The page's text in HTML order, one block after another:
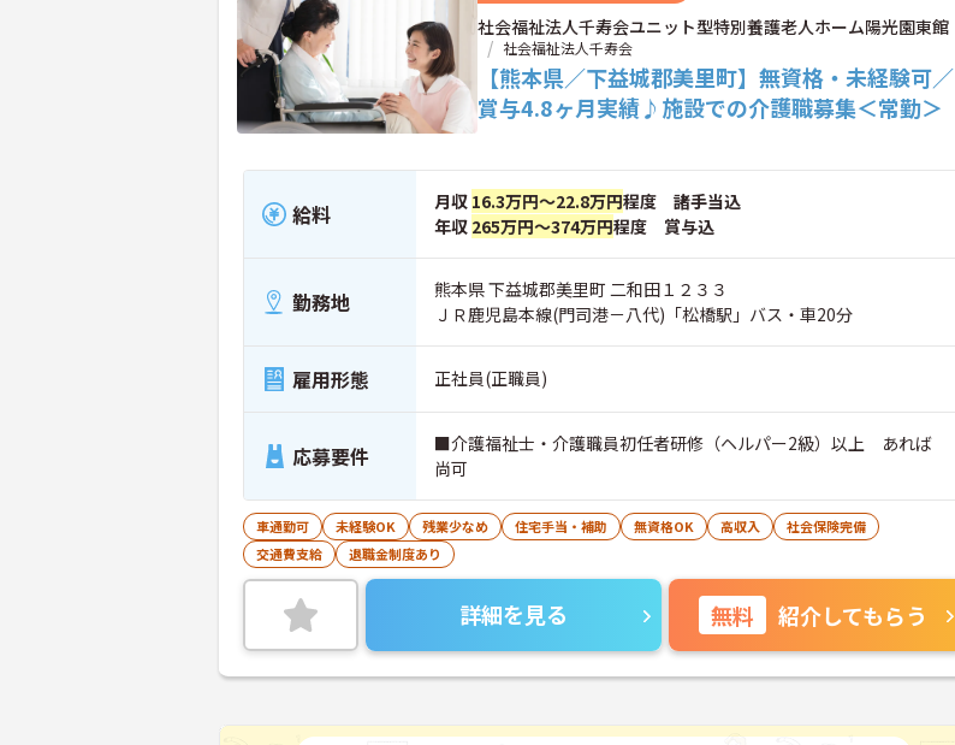
社会福祉法人千寿会ユニット型特別養護老人ホーム陽光園東館
社会福祉法人千寿会
【熊本県／下益城郡美里町】無資格・未経験可／
賞与4.8ヶ月実績♪施設での介護職募集＜常勤＞
給料 月収 16.3万円～22.8万円程度 諸手当込
年収 265万円～374万円程度 賞与込
勤務地
熊本県 下益城郡美里町 二和田１２３３
ＪＲ鹿児島本線(門司港－八代)「松橋駅」バス・車20分
雇用形態 正社員(正職員)
応募要件
■介護福祉士・介護職員初任者研修（ヘルパー2級）以上 あれば
尚可
車通勤可 未経験OK 残業少なめ 住宅手当・補助 無資格OK 高収入
社会保険完備
交通費支給
退職金制度あり
詳細を見る 無料 紹介してもらう